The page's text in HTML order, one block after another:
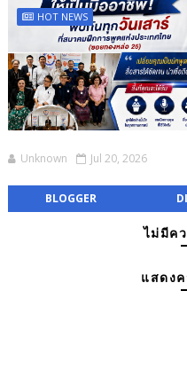
HOT NEWS
Unknown Jul 20, 2026
BLOGGER
ไม่มีค
แสดง